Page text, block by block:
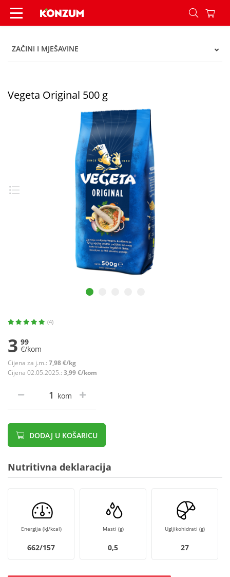
Vegeta Original 500 g - Konzum
ZAČINI I MJEŠAVINE
Vegeta Original 500 g
(4)
3 99
€/kom
Cijena za j.m.: 7,98 €/kg
Cijena 02.05.2025.: 3,99 €/kom
kom
DODAJ U KOŠARICU
Nutritivna deklaracija
Energija (kJ/kcal)
662/157
Masti (g)
0,5
Ugljikohidrati (g)
27